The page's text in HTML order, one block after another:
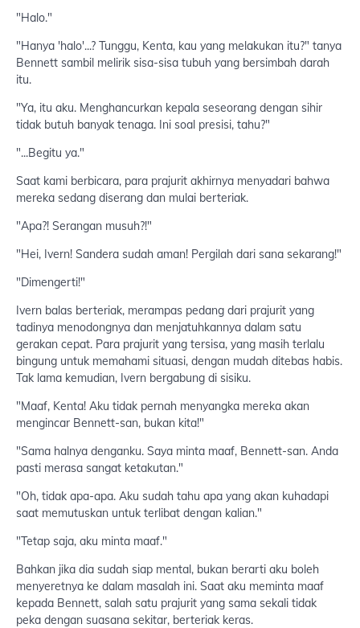
"Halo."
"Hanya 'halo'...? Tunggu, Kenta, kau yang melakukan itu?" tanya
Bennett sambil melirik sisa-sisa tubuh yang bersimbah darah
itu.
"Ya, itu aku. Menghancurkan kepala seseorang dengan sihir
tidak butuh banyak tenaga. Ini soal presisi, tahu?"
"...Begitu ya."
Saat kami berbicara, para prajurit akhirnya menyadari bahwa
mereka sedang diserang dan mulai berteriak.
"Apa?! Serangan musuh?!"
"Hei, Ivern! Sandera sudah aman! Pergilah dari sana sekarang!"
"Dimengerti!"
Ivern balas berteriak, merampas pedang dari prajurit yang
tadinya menodongnya dan menjatuhkannya dalam satu
gerakan cepat. Para prajurit yang tersisa, yang masih terlalu
bingung untuk memahami situasi, dengan mudah ditebas habis.
Tak lama kemudian, Ivern bergabung di sisiku.
"Maaf, Kenta! Aku tidak pernah menyangka mereka akan
mengincar Bennett-san, bukan kita!"
"Sama halnya denganku. Saya minta maaf, Bennett-san. Anda
pasti merasa sangat ketakutan."
"Oh, tidak apa-apa. Aku sudah tahu apa yang akan kuhadapi
saat memutuskan untuk terlibat dengan kalian."
"Tetap saja, aku minta maaf."
Bahkan jika dia sudah siap mental, bukan berarti aku boleh
menyeretnya ke dalam masalah ini. Saat aku meminta maaf
kepada Bennett, salah satu prajurit yang sama sekali tidak
peka dengan suasana sekitar, berteriak keras.